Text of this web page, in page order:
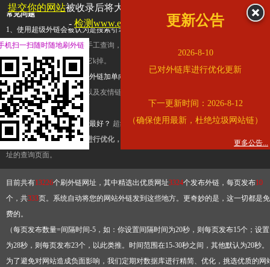
常见问题
1、使用超级外链会被认为是搜索引擎优化作弊吗？ 超级外链只是一个简便而集成
查询工具，模拟的是正常手工查询，不是作弊。如果是作弊，那您可以使用超级外
推广竞争对手的网址，让它k掉。
2、网站优化单纯依靠超级外链加单向链接可行吗？
链，需要结合普通的外链以及友情链接，您可以到站长论坛发布外链，到友情链接
台交换友情链接。
3、如何使用超级外链效果最好？ 超级外链不同于普通的外链，它是动态的链接，
有频繁使用超级外链工具进行优化，才能获得稳定的外链
，最终使搜索引擎收录带
址的查询页面。
目前共有13226个刷外链网址，其中精选出优质网址3324个发布外链，每页发布10
个，共333页。系统自动将您的网站外链发到这些地方。更奇妙的是，这一切都是免
费的。
（每页发布数量=间隔时间-5，如：你设置间隔时间为20秒，则每页发布15个；设置
为28秒，则每页发布23个，以此类推。时间范围在15-30秒之间，其他默认为20秒
为了避免对网站造成负面影响，我们定期对数据库进行精简、优化，挑选优质的网
提交你的网站被收录后将大幅提升流量和外链，
查看展示页面
- 检测www.elong.com是否收录更新公告
2026-8-10
已对外链库进行优化更新
下一更新时间：2026-8-12
（确保使用最新，杜绝垃圾网站链）
更多公告...
机扫一扫随时随地刷外链